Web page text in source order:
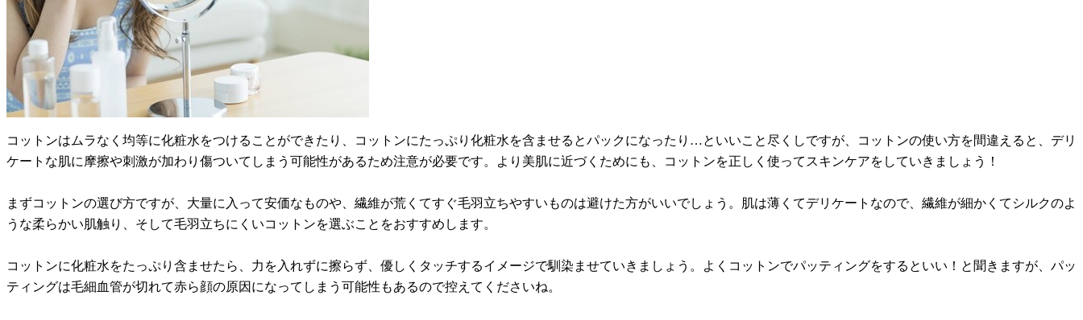
コットンはムラなく均等に化粧水をつけることができたり、コットンにたっぷり化粧水を含ませるとパックになったり…といいこと尽くしですが、コットンの使い方を間違えると、デリ
ケートな肌に摩擦や刺激が加わり傷ついてしまう可能性があるため注意が必要です。より美肌に近づくためにも、コットンを正しく使ってスキンケアをしていきましょう！
まずコットンの選び方ですが、大量に入って安価なものや、繊維が荒くてすぐ毛羽立ちやすいものは避けた方がいいでしょう。肌は薄くてデリケートなので、繊維が細かくてシルクのよ
うな柔らかい肌触り、そして毛羽立ちにくいコットンを選ぶことをおすすめします。
コットンに化粧水をたっぷり含ませたら、力を入れずに擦らず、優しくタッチするイメージで馴染ませていきましょう。よくコットンでパッティングをするといい！と聞きますが、パッ
ティングは毛細血管が切れて赤ら顔の原因になってしまう可能性もあるので控えてくださいね。